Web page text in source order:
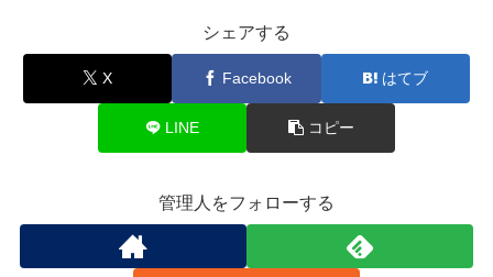
シェアする
X Facebook はてブ
LINE コピー
管理人をフォローする